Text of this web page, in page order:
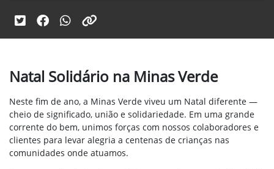
Natal Solidário na Minas Verde
Neste fim de ano, a Minas Verde viveu um Natal diferente —
cheio de significado, união e solidariedade. Em uma grande
corrente do bem, unimos forças com nossos colaboradores e
clientes para levar alegria a centenas de crianças nas
comunidades onde atuamos.